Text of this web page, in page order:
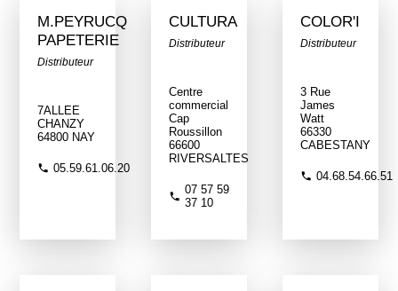
M.PEYRUCQ
PAPETERIE
Distributeur
7ALLEE
CHANZY
64800 NAY
05.59.61.06.20
CULTURA
Distributeur
Centre
commercial
Cap
Roussillon
66600
RIVERSALTES
07 57 59
37 10
COLOR'I
Distributeur
3 Rue
James
Watt
66330
CABESTANY
04.68.54.66.51